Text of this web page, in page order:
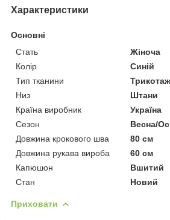
Характеристики
Основні
Стать
Жіноча
Колір
Синій
Тип тканини
Трикотаж
Низ
Штани
Країна виробник
Україна
Сезон
Весна/
Довжина крокового шва
80 см
Довжина рукава вироба
60 см
Капюшон
Вшитий
Стан
Новий
Приховати